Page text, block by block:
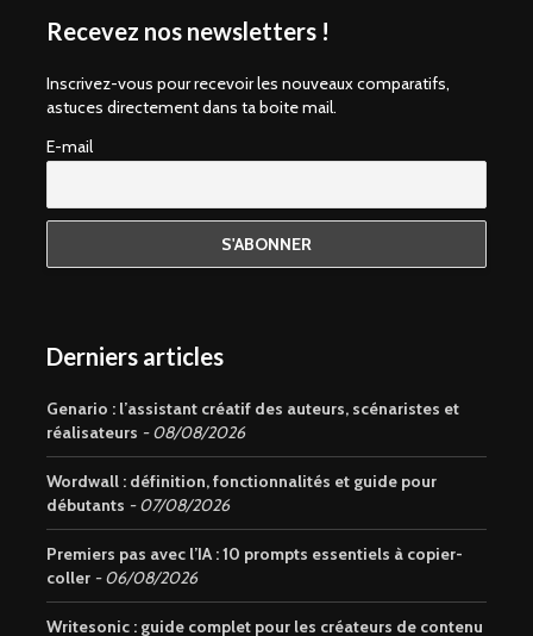
Recevez nos newsletters !
Inscrivez-vous pour recevoir les nouveaux comparatifs,
astuces directement dans ta boite mail.
E-mail
Derniers articles
Genario : l’assistant créatif des auteurs, scénaristes et
réalisateurs
08/08/2026
Wordwall : définition, fonctionnalités et guide pour
débutants
07/08/2026
Premiers pas avec l’IA : 10 prompts essentiels à copier-
coller
06/08/2026
Writesonic : guide complet pour les créateurs de contenu